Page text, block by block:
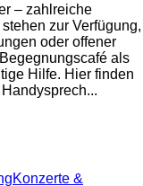
– zahlreiche
zur Verfügung,
oder offener
als
Hilfe. Hier finden
...
Konzerte &